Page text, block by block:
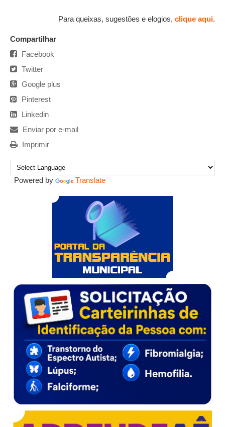
Para queixas, sugestões e elogios, clique aqui.
Compartilhar
Facebook
Twitter
Google plus
Pinterest
Linkedin
Enviar por e-mail
Imprimir
Powered by Translate